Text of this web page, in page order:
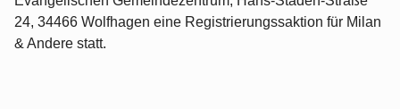
24, 34466 Wolfhagen eine Registrierungssaktion für Milan
& Andere statt.